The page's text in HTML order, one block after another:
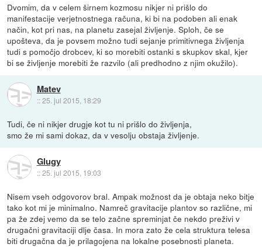
Dvomim, da v celem širnem kozmosu nikjer ni prišlo do
manifestacije verjetnostnega računa, ki bi na podoben ali enak
način, kot pri nas, na planetu zasejal življenje. Sploh, če se
upošteva, da je povsem možno tudi sejanje primitivnega življenja
tudi s pomočjo drobcev, ki so morebiti ostanki s skupkov skal, kjer
bi se življenje morebiti že razvilo (ali predhodno z njim okužilo).
Matev
::25. jul 2015, 18:29
Tudi, če ni nikjer drugje kot tu ni prišlo do življenja,
smo že mi sami dokaz, da v vesolju obstaja življenje.
Glugy
::25. jul 2015, 19:03
Nisem vseh odgovorov bral. Ampak možnost da je obtaja neko bitje
tako kot mi je minimalno. Namreč gravitacije plantov so različne, mi
pa že zdej vemo da se telo začne spreminjat če nekdo preživi v
drugačni gravitaciji dlje časa. In mora zato že cela struktura telesa
biti drugačna da je prilagojena na lokalne posebnosti planeta.